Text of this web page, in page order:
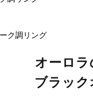
オーロラ
ブラッ